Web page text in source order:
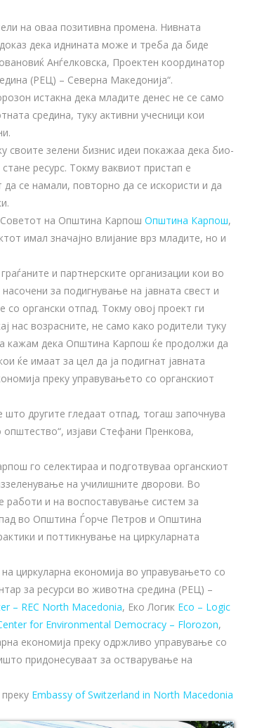
на оваа позитивна промена. Нивната
дека иднината може и треба да биде
Анѓелковска, Проектен координатор
(РЕЦ) – Северна Македонија“.
истакна дека младите денес не се само
средина, туку активни учесници кои
своите зелени бизнис идеи покажаа дека био-
ресурс. Токму ваквиот пристап е
се намали, повторно да се искористи и да
Советот на Општина Карпош Општина Карпош,
имал значајно влијание врз младите, но и
и партнерските организации кои во
за подигнување на јавната свест и
органски отпад. Токму овој проект ги
нас возрасните, не само како родители туку
кажам дека Општина Карпош ќе продолжи да
ќе имаат за цел да ја подигнат јавната
преку управувањето со органскиот
другите гледаат отпад, тогаш започнува
изјави Стефани Пренкова,
го селектираа и подготвуваа органскиот
на училишните дворови. Во
и на воспоставување систем за
во Општина Ѓорче Петров и Општина
и поттикнување на циркуларната
циркуларна економија во управувањето со
за ресурси во животна средина (РЕЦ) –
– REC North Macedonia, Еко Логик Eco – Logic
for Environmental Democracy – Florozon,
економија преку одржливо управување со
придонесуваат за остварување на
Embassy of Switzerland in North Macedonia